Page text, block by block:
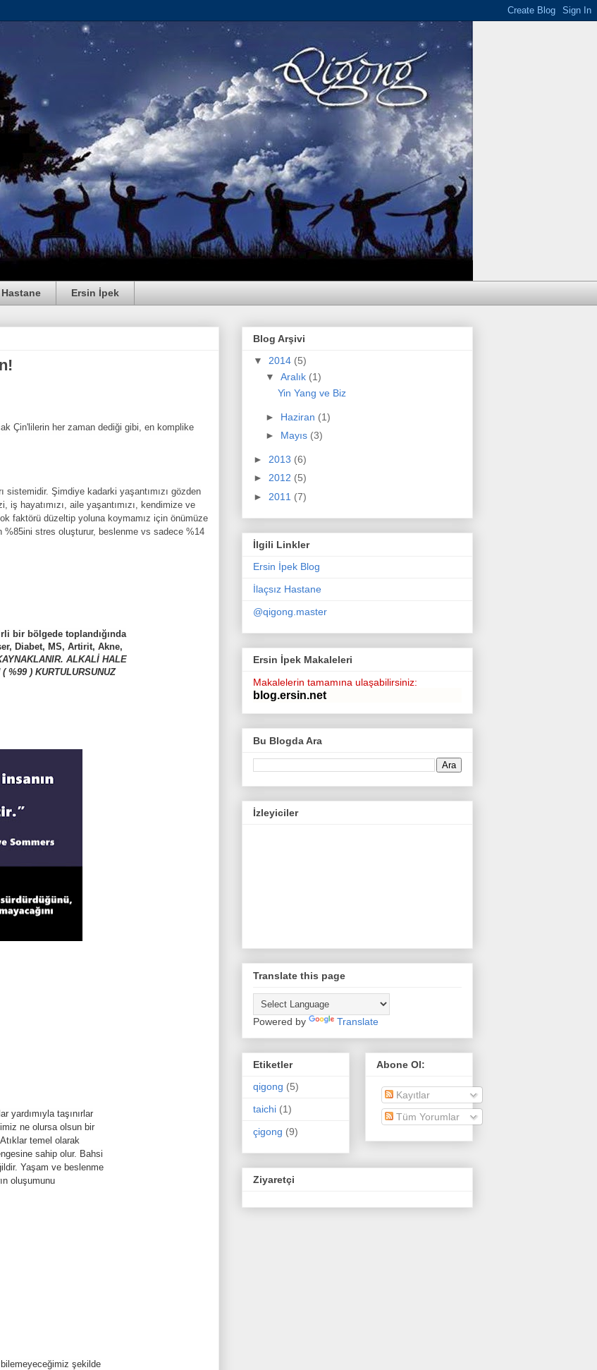
Hastane Ersin İpek
Çin'lilerin her zaman dediği gibi, en komplike
sistemidir. Şimdiye kadarki yaşantımızı gözden
hayatımızı, aile yaşantımızı, kendimize ve
faktörü düzeltip yoluna koymamız için önümüze
%85ini stres oluşturur, beslenme vs sadece %14
bir bölgede toplandığında
Diabet, MS, Artirit, Akne,
ALKALİ HALE
%99 ) KURTULURSUNUZ
yardımıyla taşınırlar
ne olursa olsun bir
temel olarak
sahip olur. Bahsi
Yaşam ve beslenme
oluşumunu
şekilde
Blog Arşivi
▼ 2014 (5)
▼ Aralık (1)
Yin Yang ve Biz
► Haziran (1)
► Mayıs (3)
► 2013 (6)
► 2012 (5)
► 2011 (7)
İlgili Linkler
Ersin İpek Blog
İlaçsız Hastane
@qigong.master
Ersin İpek Makaleleri
Makalelerin tamamına ulaşabilirsiniz:
blog.ersin.net
Bu Blogda Ara
İzleyiciler
Translate this page
Powered by Translate
Etiketler
qigong (5)
taichi (1)
çigong (9)
Abone Ol:
Kayıtlar
Tüm Yorumlar
Ziyaretçi